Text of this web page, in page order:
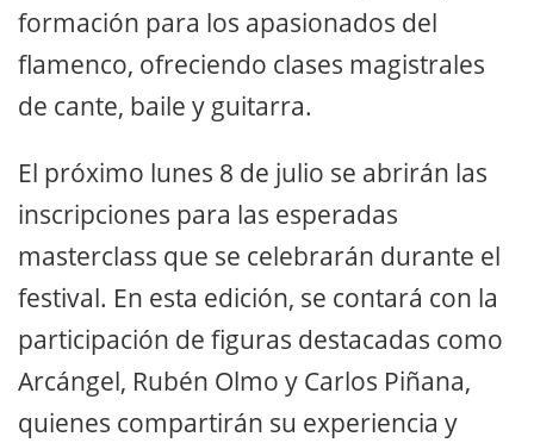
formación para los apasionados del
flamenco, ofreciendo clases magistrales
de cante, baile y guitarra.
El próximo lunes 8 de julio se abrirán las
inscripciones para las esperadas
masterclass que se celebrarán durante el
festival. En esta edición, se contará con la
participación de figuras destacadas como
Arcángel, Rubén Olmo y Carlos Piñana,
quienes compartirán su experiencia y